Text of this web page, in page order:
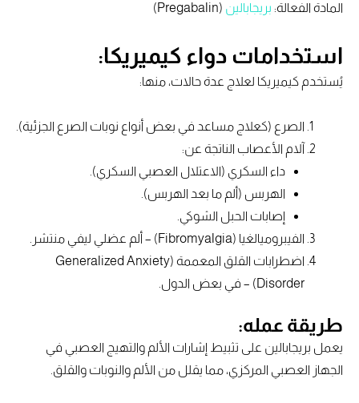
المادة الفعالة:بريجابالين(Pregabalin)
استخدامات دواء كيميريكا:
يُستخدم كيميريكا لعلاج عدة حالات، منها:
الصرع (كعلاج مساعد في بعض أنواع نوبات الصرع الجزئية).
آلام الأعصاب الناتجة عن:
داء السكري (الاعتلال العصبي السكري).
الهربس (ألم ما بعد الهربس).
إصابات الحبل الشوكي.
الفيبروميالغيا (Fibromyalgia) – ألم عضلي ليفي منتشر.
اضطرابات القلق المعممة (Generalized Anxiety
Disorder) – في بعض الدول.
طريقة عمله:
يعمل بريجابالين على تثبيط إشارات الألم والتهيج العصبي في
الجهاز العصبي المركزي، مما يقلل من الألم والنوبات والقلق.